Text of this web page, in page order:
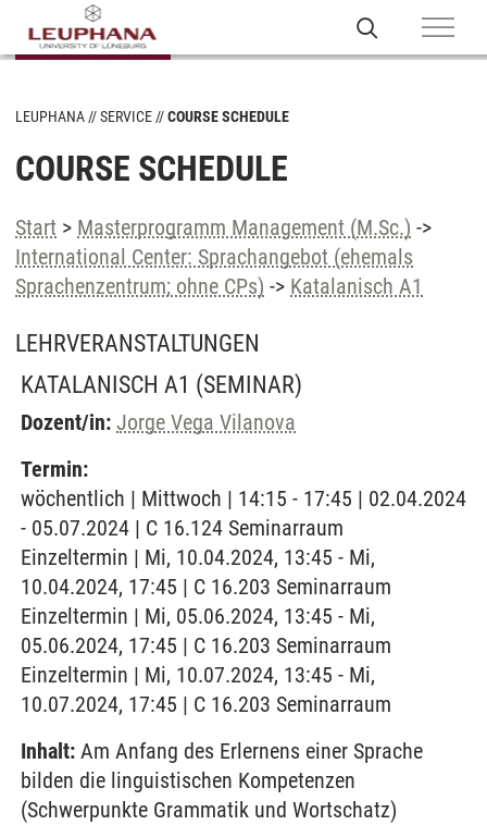
LEUPHANA SERVICE COURSE SCHEDULE
COURSE SCHEDULE
Start > Masterprogramm Management (M.Sc.) ->
International Center: Sprachangebot (ehemals
Sprachenzentrum; ohne CPs) -> Katalanisch A1
LEHRVERANSTALTUNGEN
KATALANISCH A1 (SEMINAR)
Dozent/in: Jorge Vega Vilanova
Termin:
wöchentlich | Mittwoch | 14:15 - 17:45 | 02.04.2024
- 05.07.2024 | C 16.124 Seminarraum
Einzeltermin | Mi, 10.04.2024, 13:45 - Mi,
10.04.2024, 17:45 | C 16.203 Seminarraum
Einzeltermin | Mi, 05.06.2024, 13:45 - Mi,
05.06.2024, 17:45 | C 16.203 Seminarraum
Einzeltermin | Mi, 10.07.2024, 13:45 - Mi,
10.07.2024, 17:45 | C 16.203 Seminarraum
Inhalt: Am Anfang des Erlernens einer Sprache
bilden die linguistischen Kompetenzen
(Schwerpunkte Grammatik und Wortschatz)